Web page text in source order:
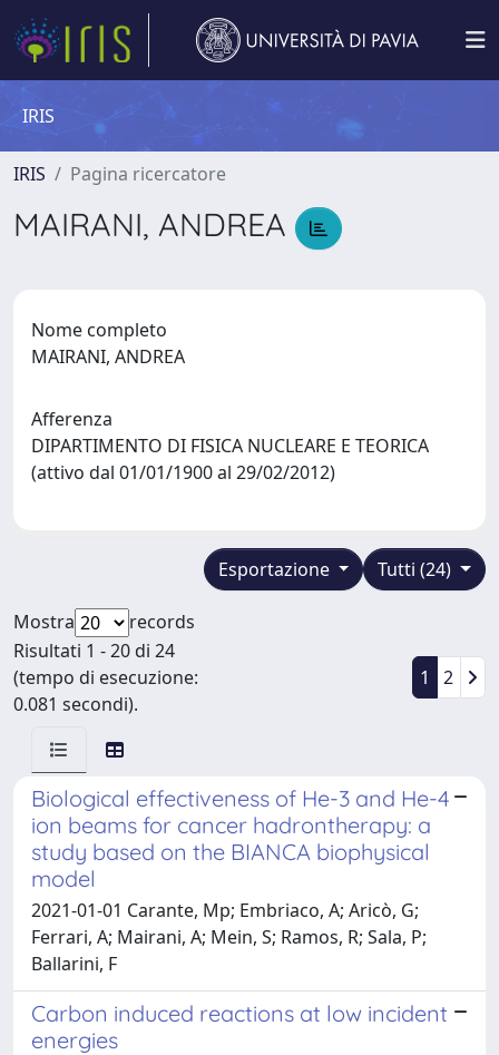
IRIS
IRIS Pagina ricercatore
MAIRANI, ANDREA
Nome completo
MAIRANI, ANDREA
Afferenza
DIPARTIMENTO DI FISICA NUCLEARE E TEORICA
(attivo dal 01/01/1900 al 29/02/2012)
Tutti (24)
Esportazione
Mostra
records
Risultati 1 - 20 di 24
(tempo di esecuzione:
0.081 secondi).
1 2
Biological effectiveness of He-3 and He-4
ion beams for cancer hadrontherapy: a
study based on the BIANCA biophysical
model
2021-01-01 Carante, Mp; Embriaco, A; Aricò, G;
Ferrari, A; Mairani, A; Mein, S; Ramos, R; Sala, P;
Ballarini, F
Carbon induced reactions at low incident
energies